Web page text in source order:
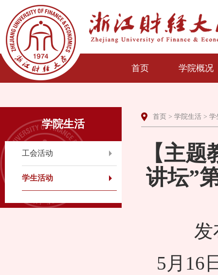
首页 学院概况
学院生活
工会活动
学生活动
首页 > 学院生活 > 学
【主
讲坛”
发
5月16